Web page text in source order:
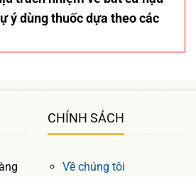
ý dùng thuốc dựa theo các
CHÍNH SÁCH
Về chúng tôi